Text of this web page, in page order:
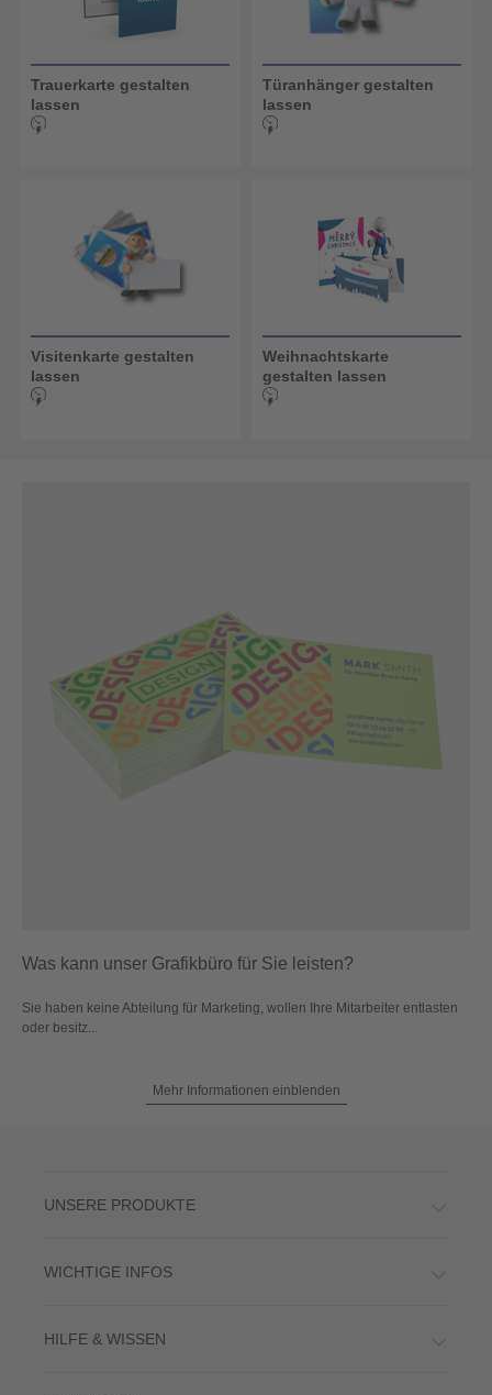
Trauerkarte gestalten
lassen
Türanhänger gestalten
lassen
Visitenkarte gestalten
lassen
Weihnachtskarte
gestalten lassen
Was kann unser Grafikbüro für Sie leisten?
Sie haben keine Abteilung für Marketing, wollen Ihre Mitarbeiter entlasten
oder besitz...
Mehr Informationen einblenden
UNSERE PRODUKTE
WICHTIGE INFOS
HILFE & WISSEN